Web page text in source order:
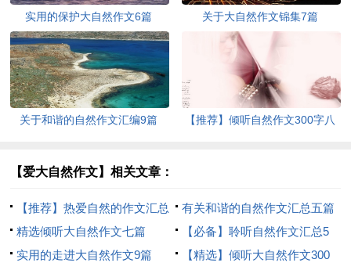
实用的保护大自然作文6篇 关于大自然作文锦集7篇
关于和谐的自然作文汇编9篇
【推荐】倾听自然作文300字八
【爱大自然作文】相关文章：
【推荐】热爱自然的作文汇总
九篇
有关和谐的自然作文汇总五篇
精选倾听大自然作文七篇
【必备】聆听自然作文汇总5
篇
实用的走进大自然作文9篇 【精选】倾听大自然作文300